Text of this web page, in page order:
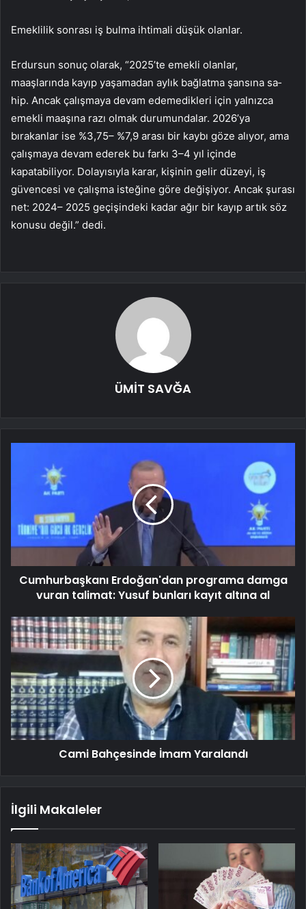
Emeklilik sonrası iş bulma ihtimali dü­şük olanlar.
Erdursun sonuç olarak, “2025’te emekli olanlar,
maaşlarında ka­yıp yaşamadan aylık bağlatma şansına sa­
hip. Ancak çalışmaya devam edemedikleri için yalnızca
emekli maaşına razı olmak du­rumundalar. 2026’ya
bırakanlar ise %3,75– %7,9 arası bir kaybı göze alıyor, ama
çalış­maya devam ederek bu farkı 3–4 yıl içinde
kapatabiliyor. Dolayısıyla karar, kişinin ge­lir düzeyi, iş
güvencesi ve çalışma isteği­ne göre değişiyor. Ancak şurası
net: 2024– 2025 geçişindeki kadar ağır bir kayıp artık söz
konusu değil.” dedi.
ÜMİT SAVĞA
Cumhurbaşkanı Erdoğan'dan programa damga
vuran talimat: Yusuf bunları kayıt altına al
Cami Bahçesinde İmam Yaralandı
İlgili Makaleler